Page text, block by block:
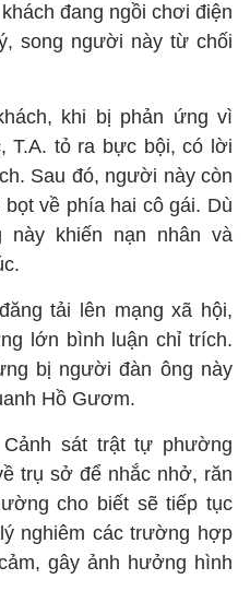
đang ngồi chơi điện
song người này từ chối
khi bị phản ứng vì
T.A. tỏ ra bực bội, có lời
Sau đó, người này còn
về phía hai cô gái. Dù
này khiến nạn nhân và
tải lên mạng xã hội,
lớn bình luận chỉ trích.
bị người đàn ông này
Hồ Gươm.
sát trật tự phường
trụ sở để nhắc nhở, răn
cho biết sẽ tiếp tục
nghiêm các trường hợp
gây ảnh hưởng hình